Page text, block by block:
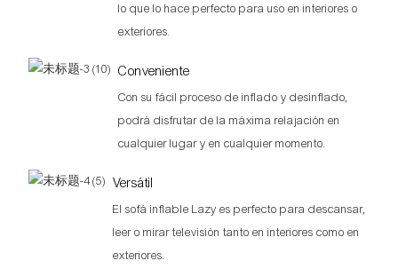
lo que lo hace perfecto para uso en interiores o
exteriores.
Conveniente
Con su fácil proceso de inflado y desinflado,
podrá disfrutar de la máxima relajación en
cualquier lugar y en cualquier momento.
Versátil
El sofá inflable Lazy es perfecto para descansar,
leer o mirar televisión tanto en interiores como en
exteriores.